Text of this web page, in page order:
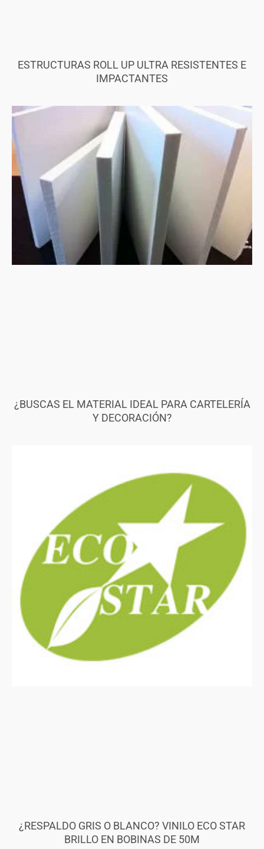
ESTRUCTURAS ROLL UP ULTRA RESISTENTES E
IMPACTANTES
¿BUSCAS EL MATERIAL IDEAL PARA CARTELERÍA
Y DECORACIÓN?
¿RESPALDO GRIS O BLANCO? VINILO ECO STAR
BRILLO EN BOBINAS DE 50M